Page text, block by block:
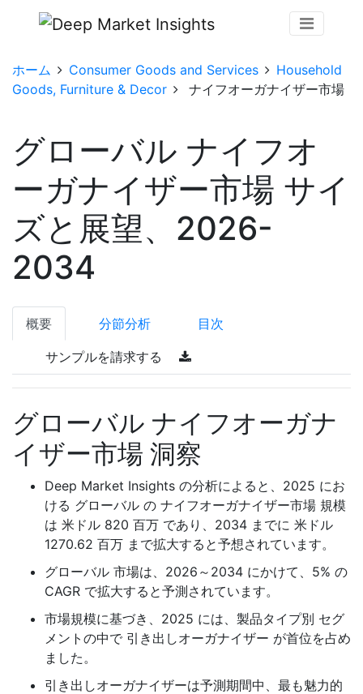
ホーム Consumer Goods and Services
Household
Goods, Furniture & Decor
ナイフオーガナイザー市場
グローバル ナイフオ
ーガナイザー市場 サイ
ズと展望、2026-
2034
概要 分節分析 目次
サンプルを請求する
グローバル ナイフオーガナ
イザー市場 洞察
Deep Market Insights の分析によると、2025 にお
ける グローバル の ナイフオーガナイザー市場 規模
は 米ドル 820 百万 であり、2034 までに 米ドル
1270.62 百万 まで拡大すると予想されています。
グローバル 市場は、2026～2034 にかけて、5% の
CAGR で拡大すると予測されています。
市場規模に基づき、2025 には、製品タイプ別 セグ
メントの中で 引き出しオーガナイザー が首位を占め
ました。
引き出しオーガナイザーは予測期間中、最も魅力的